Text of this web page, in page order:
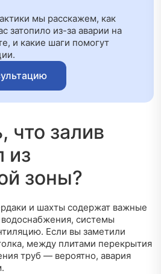
мы расскажем, как
затопило из-за аварии на
и какие шаги помогут
что залив
из
зоны?
и шахты содержат важные
системы
Если вы заметили
между плитами перекрытия
труб — вероятно, авария